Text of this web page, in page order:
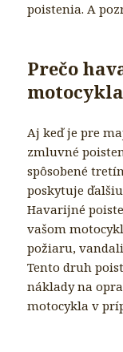
poistenia. A
Prečo
Aj keď je pre
zmluvné
spôsobené
poskytuje
Havarijné
vašom
požiaru,
Tento druh
náklady na
motocykla v